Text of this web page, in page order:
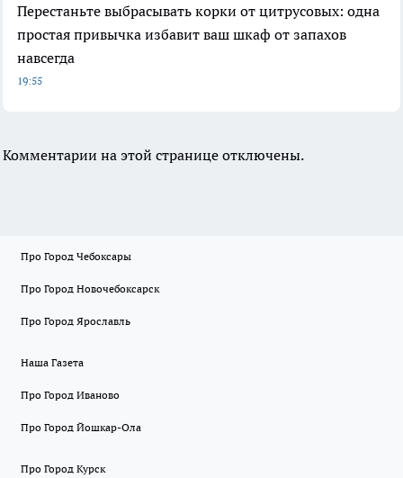
Перестаньте выбрасывать корки от цитрусовых: одна
простая привычка избавит ваш шкаф от запахов
навсегда
19:55
Комментарии на этой странице отключены.
Про Город Чебоксары
Про Город Новочебоксарск
Про Город Ярославль
Наша Газета
Про Город Иваново
Про Город Йошкар-Ола
Про Город Курск